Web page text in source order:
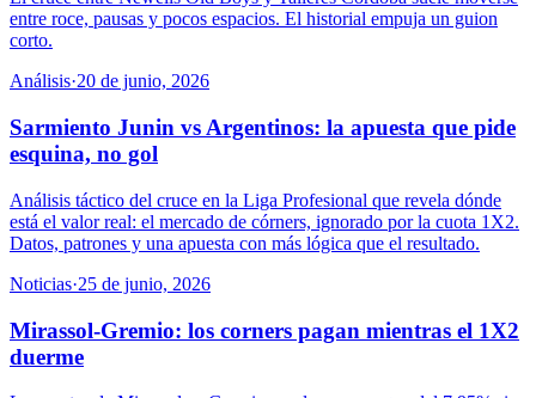
entre roce, pausas y pocos espacios. El historial empuja un guion
corto.
Análisis·20 de junio, 2026
Sarmiento Junin vs Argentinos: la apuesta que pide
esquina, no gol
Análisis táctico del cruce en la Liga Profesional que revela dónde
está el valor real: el mercado de córners, ignorado por la cuota 1X2.
Datos, patrones y una apuesta con más lógica que el resultado.
Noticias·25 de junio, 2026
Mirassol-Gremio: los corners pagan mientras el 1X2
duerme